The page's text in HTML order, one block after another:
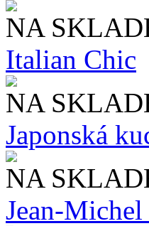
NA
Italian Chic
NA
Japonská
NA
Jean-